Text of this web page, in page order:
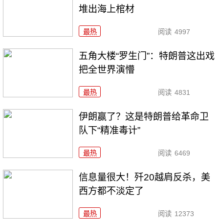
堆出海上棺材
最热 阅读 4997
五角大楼“罗生门”：特朗普这出戏
把全世界演懵
最热 阅读 4831
伊朗赢了？这是特朗普给革命卫
队下“精准毒计”
最热 阅读 6469
信息量很大！歼20越肩反杀，美
西方都不淡定了
最热 阅读 12373